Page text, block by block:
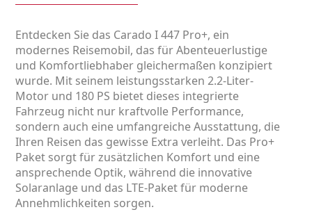
Entdecken Sie das Carado I 447 Pro+, ein
modernes Reisemobil, das für Abenteuerlustige
und Komfortliebhaber gleichermaßen konzipiert
wurde. Mit seinem leistungsstarken 2.2-Liter-
Motor und 180 PS bietet dieses integrierte
Fahrzeug nicht nur kraftvolle Performance,
sondern auch eine umfangreiche Ausstattung, die
Ihren Reisen das gewisse Extra verleiht. Das Pro+
Paket sorgt für zusätzlichen Komfort und eine
ansprechende Optik, während die innovative
Solaranlage und das LTE-Paket für moderne
Annehmlichkeiten sorgen.